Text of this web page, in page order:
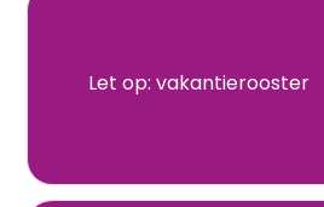
Let op: vakantierooster